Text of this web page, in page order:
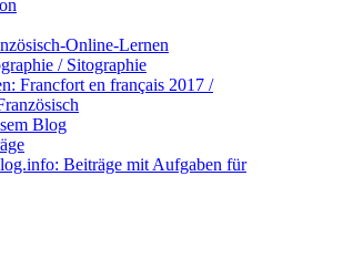
Online-Lernen
/ Sitographie
Francfort en français 2017 /
Blog
Beiträge mit Aufgaben für